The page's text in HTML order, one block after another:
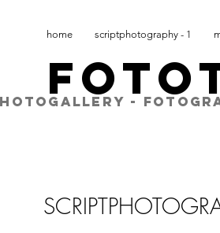
home scriptphotography - 1
-